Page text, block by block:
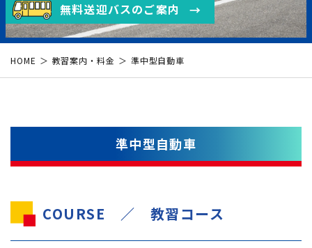
無料送迎バスのご案内
HOME 教習案内・料金 準中型自動車
準中型自動車
COURSE ／ 教習コース